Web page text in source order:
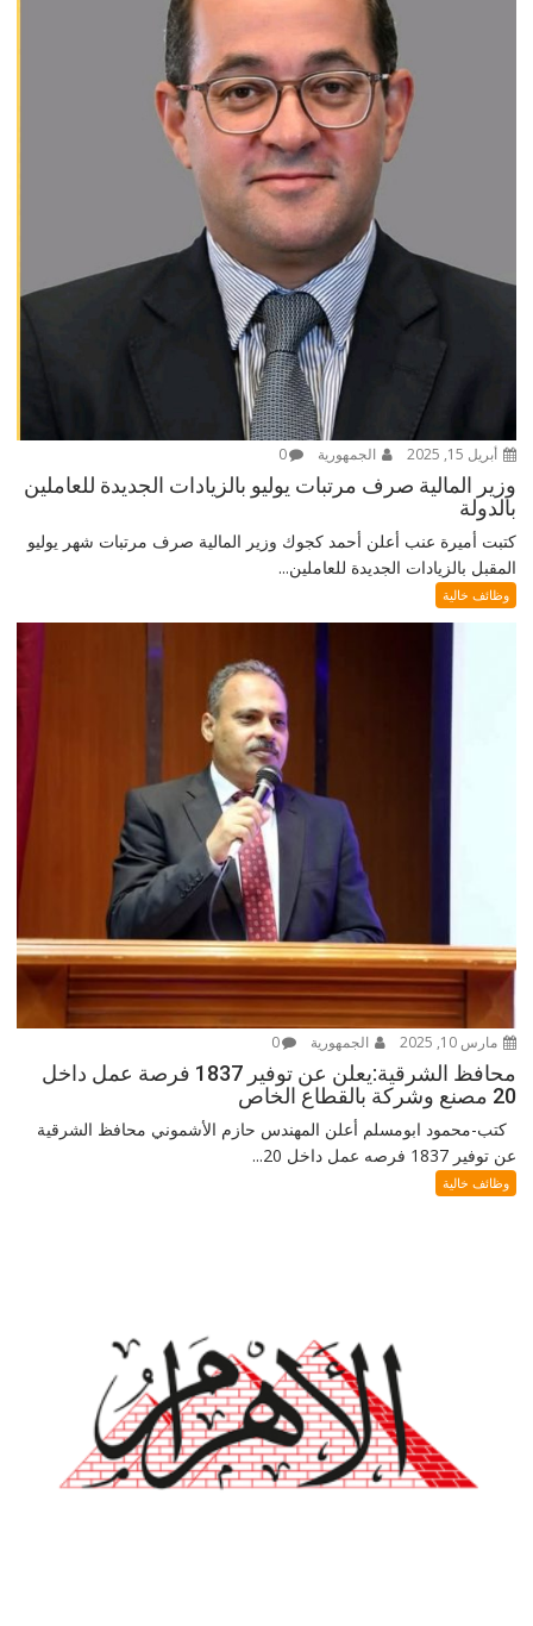
أبريل 15, 2025 الجمهورية 0
وزير المالية صرف مرتبات يوليو بالزيادات الجديدة للعاملين
بالدولة
كتبت أميرة عنب أعلن أحمد كجوك وزير المالية صرف مرتبات شهر يوليو
المقبل بالزيادات الجديدة للعاملين...
وظائف خالية
مارس 10, 2025 الجمهورية 0
محافظ الشرقية:يعلن عن توفير 1837 فرصة عمل داخل
20 مصنع وشركة بالقطاع الخاص
كتب-محمود ابومسلم أعلن المهندس حازم الأشموني محافظ الشرقية
عن توفير 1837 فرصه عمل داخل 20...
وظائف خالية